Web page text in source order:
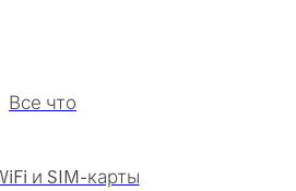
Все что
и SIM-карты